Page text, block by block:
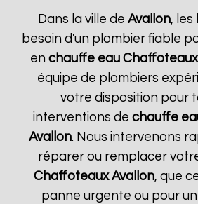
Dans la ville de Avallon, les
besoin d'un plombier fiable
enchauffe eau Chaffoteaux
équipe de plombiers
votre disposition pour
interventions de chauffe
Avallon. Nous intervenons
réparer ou remplacer
Chaffoteaux Avallon, que
panne urgente ou pour